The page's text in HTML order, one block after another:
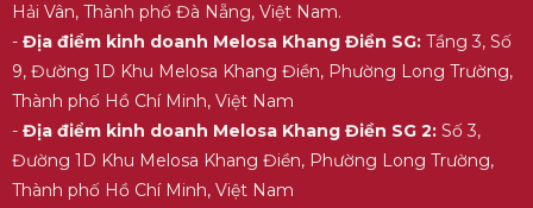
Hải Vân, Thành phố Đà Nẵng, Việt Nam.
- Địa điểm kinh doanh Melosa Khang Điền SG:Tầng 3, Số
9, Đường 1D Khu Melosa Khang Điền, Phường Long Trường,
Thành phố Hồ Chí Minh, Việt Nam
- Địa điểm kinh doanh Melosa Khang Điền SG 2:Số 3,
Đường 1D Khu Melosa Khang Điền, Phường Long Trường,
Thành phố Hồ Chí Minh, Việt Nam